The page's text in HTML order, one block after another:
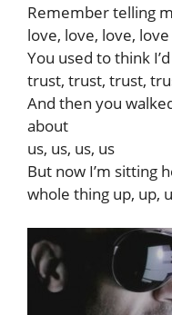
Remember telling
love, love, love, love
You used to think
trust, trust, trust,
And then you
about
us, us, us, us
But now I’m sitting
whole thing up, up,